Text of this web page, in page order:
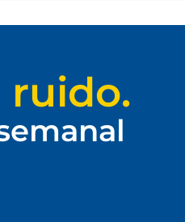
ruido.